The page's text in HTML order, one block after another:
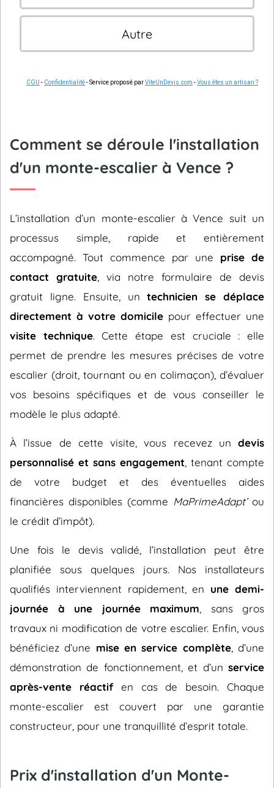
Autre
CGU - Confidentialité- Service proposé parViteUnDevis.com -Vous êtes un artisan ?
Comment se déroule l'installation
d'un monte-escalier à Vence ?
L’installation d’un monte-escalier à Vence suit un
processus simple, rapide et entièrement
accompagné. Tout commence par une prise de
contact gratuite , via notre formulaire de devis
gratuit ligne. Ensuite, untechnicien se déplace
directement à votre domicile pour effectuer une
visite technique. Cette étape est cruciale : elle
permet de prendre les mesures précises de votre
escalier (droit, tournant ou en colimaçon), d’évaluer
vos besoins spécifiques et de vous conseiller le
modèle le plus adapté.
À l’issue de cette visite, vous recevez un devis
personnalisé et sans engagement , tenant compte
de votre budget et des éventuelles aides
financières disponibles (comme MaPrimeAdapt’ou
le crédit d’impôt).
Une fois le devis validé, l’installation peut être
planifiée sous quelques jours. Nos installateurs
qualifiés interviennent rapidement, en une demi-
journée à une journée maximum , sans gros
travaux ni modification de votre escalier. Enfin, vous
bénéficiez d’une mise en service complète, d’une
démonstration de fonctionnement, et d’un service
après-vente réactifen cas de besoin. Chaque
monte-escalier est couvert par une garantie
constructeur, pour une tranquillité d’esprit totale.
Prix d'installation d'un Monte-